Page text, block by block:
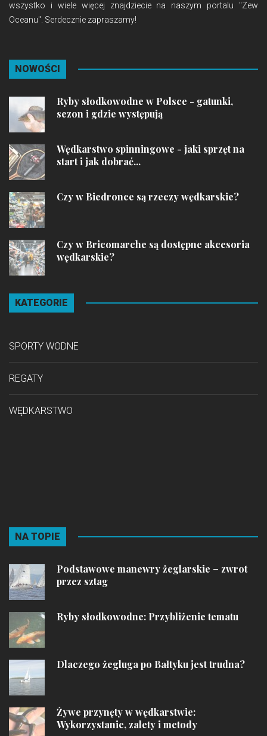
wszystko i wiele więcej znajdziecie na naszym portalu "Zew
Oceanu". Serdecznie zapraszamy!
NOWOŚCI
Ryby słodkowodne w Polsce - gatunki,
sezon i gdzie występują
Wędkarstwo spinningowe - jaki sprzęt na
start i jak dobrać...
Czy w Biedronce są rzeczy wędkarskie?
Czy w Bricomarche są dostępne akcesoria
wędkarskie?
KATEGORIE
SPORTY WODNE
REGATY
WĘDKARSTWO
NA TOPIE
Podstawowe manewry żeglarskie – zwrot
przez sztag
Ryby słodkowodne: Przybliżenie tematu
Dlaczego żegluga po Bałtyku jest trudna?
Żywe przynęty w wędkarstwie:
Wykorzystanie, zalety i metody